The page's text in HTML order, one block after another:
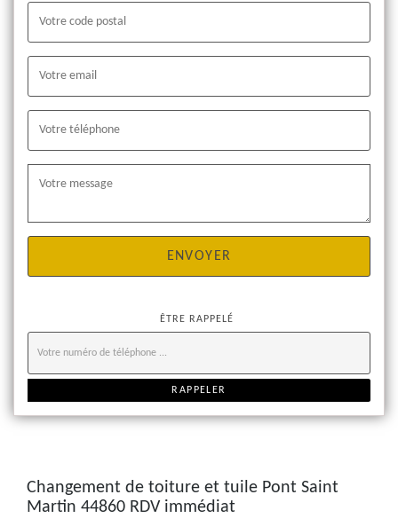
ÊTRE RAPPELÉ
Changement de toiture et tuile Pont Saint
Martin 44860 RDV immédiat